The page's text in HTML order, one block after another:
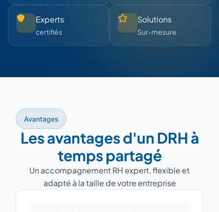
Experts
certifiés
Solutions
Sur-mesure
Avantages
Les avantages d'un DRH à
temps partagé
Un accompagnement RH expert, flexible et
adapté à la taille de votre entreprise